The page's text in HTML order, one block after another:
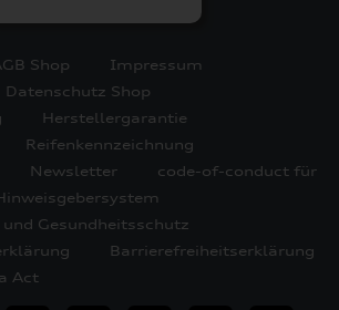
Shop
Impressum
Datenschutz Shop
Herstellergarantie
Reifenkennzeichnung
Newsletter
code-of-conduct für
Gesundheitsschutz
Barrierefreiheitserklärung
Act